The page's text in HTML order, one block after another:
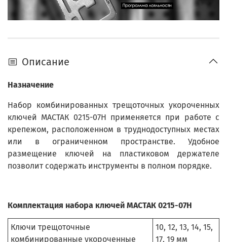
Описание
Назначение
Набор комбинированных трещоточных укороченных
ключей МАСТАК 0215-07H применяется при работе с
крепежом, расположенном в труднодоступных местах
или в ограниченном пространстве. Удобное
размещение ключей на пластиковом держателе
позволит содержать инструменты в полном порядке.
Комплектация набора ключей МАСТАК 0215-07H
Ключи трещоточные
комбинированные укороченные
10, 12, 13, 14, 15,
17, 19 мм